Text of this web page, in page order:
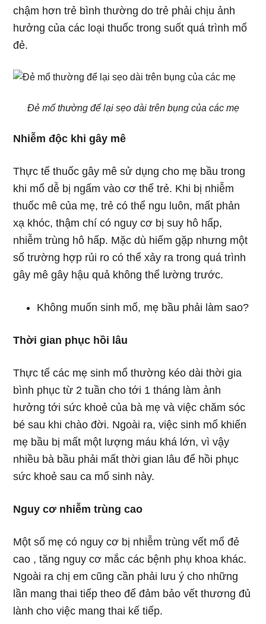
chậm hơn trẻ bình thường do trẻ phải chịu ảnh
hưởng của các loại thuốc trong suốt quá trình mổ
đẻ.
Đẻ mổ thường để lại sẹo dài trên bụng của các mẹ
Nhiễm độc khi gây mê
Thực tế thuốc gây mê sử dụng cho mẹ bầu trong
khi mổ dễ bị ngấm vào cơ thể trẻ. Khi bị nhiễm
thuốc mê của mẹ, trẻ có thể ngu luôn, mất phản
xạ khóc, thậm chí có nguy cơ bị suy hô hấp,
nhiễm trùng hô hấp. Mặc dù hiếm gặp nhưng một
số trường hợp rủi ro có thể xảy ra trong quá trình
gây mê gây hậu quả không thể lường trước.
Không muốn sinh mổ, mẹ bầu phải làm sao?
Thời gian phục hồi lâu
Thực tế các mẹ sinh mổ thường kéo dài thời gia
bình phục từ 2 tuần cho tới 1 tháng làm ảnh
hưởng tới sức khoẻ của bà mẹ và việc chăm sóc
bé sau khi chào đời. Ngoài ra, việc sinh mổ khiến
mẹ bầu bị mất một lượng máu khá lớn, vì vậy
nhiều bà bầu phải mất thời gian lâu để hồi phục
sức khoẻ sau ca mổ sinh này.
Nguy cơ nhiễm trùng cao
Một số mẹ có nguy cơ bị nhiễm trùng vết mổ đẻ
cao , tăng nguy cơ mắc các bệnh phụ khoa khác.
Ngoài ra chị em cũng cần phải lưu ý cho những
lần mang thai tiếp theo để đảm bảo vết thương đủ
lành cho việc mang thai kế tiếp.